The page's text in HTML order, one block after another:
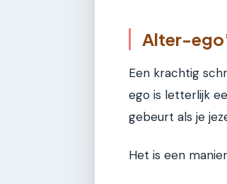
Alter-
Een krachtig
ego is letterlijk
gebeurt als je
Het is een